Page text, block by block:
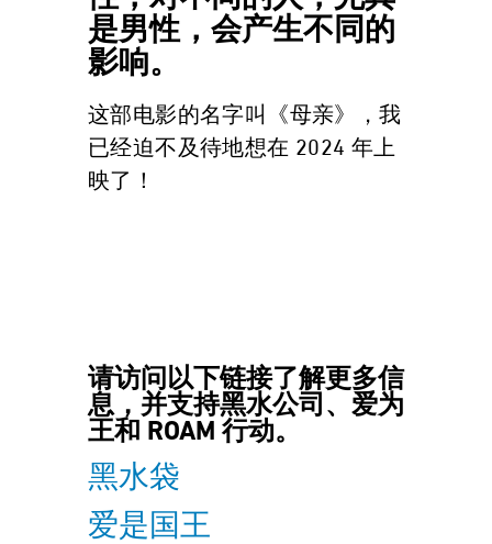
是男性，会产生不同的
影响。
这部电影的名字叫《母亲》，我
已经迫不及待地想在 2024 年上
映了！
请访问以下链接了解更多信
息，并支持黑水公司、爱为
王和 ROAM 行动。
黑水袋
爱是国王